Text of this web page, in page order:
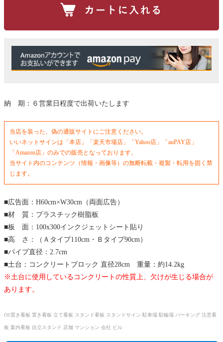
納 期：６営業日程度で出荷いたします
当店を装った、偽の通販サイトにご注意ください。
いいネットサインは「本店」「楽天市場店」「Yahoo店」「auPAY店」
「Amazon店」のみでの販売となっております。
当サイト内のコンテンツ（情報・画像等）の無断転載・複製・転用を固く禁
じます。
■広告面：H60cm×W30cm（両面広告）
■材 質：プラスチック樹脂板
■板 面：100x300インクジェットシート貼り
■高 さ：（Ａタイプ110cm・Ｂタイプ90cm）
■パイプ直径：2.7cm
■土台：コンクリートブロック 直径28cm 重量：約14.2kg
※土台に使用しているコンクリートの性質上、欠けが生じる場合が
あります。
OS置き看板 置き看板 立て看板 スタンド看板 スタンドサイン 駐車場 駐輪場 パーキング 注意看
板 案内看板 自立スタンド 店舗 マンション 会社 ビル